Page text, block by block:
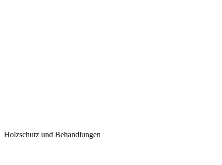
Holzschutz und Behandlungen